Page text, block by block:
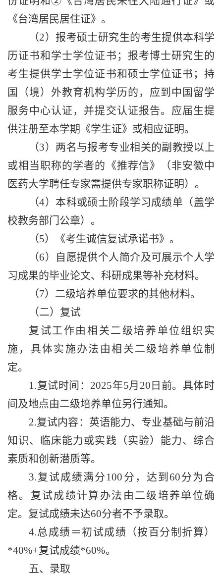
《台湾居民居住证》。
（2）报考硕士研究生的考生提供本科学
历证书和学士学位证书；报考博士研究生的
考生提供学士学位证书和硕士学位证书；持
国（境）外教育机构学历的，应到中国留学
服务中心认证，并提交认证报告。应届生提
供注册至本学期《学生证》或相应证明。
（3）两名与报考专业相关的副教授以上
或相当职称的学者的《推荐信》（非安徽中
医药大学聘任专家需提供专家职称证明）。
（4）本科或硕士阶段学习成绩单（盖学
校教务部门公章）。
（5）《考生诚信复试承诺书》。
（6）自愿提供个人简介及可展示个人学
习成果的毕业论文、科研成果等补充材料。
（7）二级培养单位要求的其他材料。
（二）复试
复试工作由相关二级培养单位组织实
施，具体实施办法由相关二级培养单位制
定。
1.复试时间： 2025年5月 20 日前。具体时
间及地点由二级培养单位另行通知。
2.复试内容：英语能力、专业基础与前沿
知识、临床能力或实践（实验）能力、综合
素质和创新潜质等。
3.复试成绩满分 100 分，达到 60分为合
格。复试成绩计算办法由二级培养单位确
定。复试成绩未达60分者不予录取。
4.总成绩＝初试成绩（按百分制折算）
*40%+复试成绩*60%。
五、录取